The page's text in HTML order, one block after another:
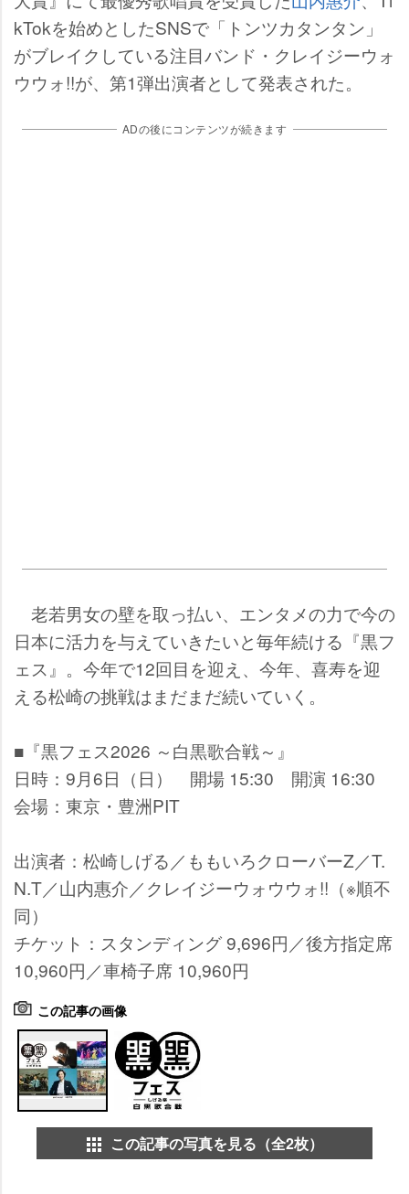
kTokを始めとしたSNSで「トンツカタンタン」
がブレイクしている注目バンド・クレイジーウォ
ウウォ!!が、第1弾出演者として発表された。
ADの後にコンテンツが続きます
老若男女の壁を取っ払い、エンタメの力で今の
日本に活力を与えていきたいと毎年続ける『黒フ
ェス』。今年で12回目を迎え、今年、喜寿を迎
える松崎の挑戦はまだまだ続いていく。
■『黒フェス2026 ～白黒歌合戦～』
日時：9月6日（日） 開場 15:30 開演 16:30
会場：東京・豊洲PIT
出演者：松崎しげる／ももいろクローバーZ／T.
N.T／山内惠介／クレイジーウォウウォ!!（※順不
同）
チケット：スタンディング 9,696円／後方指定席
10,960円／車椅子席 10,960円
この記事の画像
この記事の写真を見る（全2枚）